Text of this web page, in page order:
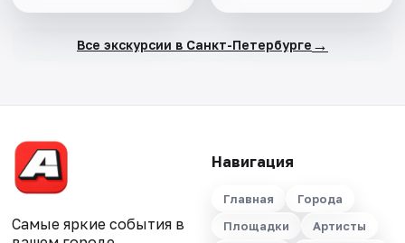
Все экскурсии в Санкт-Петербурге →
Самые яркие события в
Навигация
Главная
Города
Площадки
Артисты